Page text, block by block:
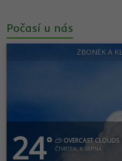
Počasí u nás
ZBONĚK A
24° OVERCAST CLOUDS
ČTVRTEK, 6 SRPNA